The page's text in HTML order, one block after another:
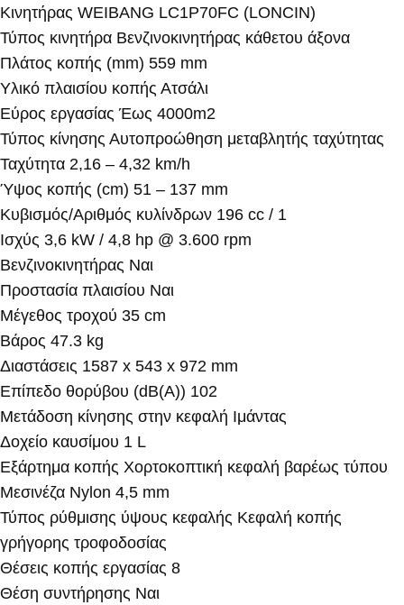
Κινητήρας WEIBANG LC1P70FC (LONCIN)
Τύπος κινητήρα Βενζινοκινητήρας κάθετου άξονα
Πλάτος κοπής (mm) 559 mm
Υλικό πλαισίου κοπής Ατσάλι
Εύρος εργασίας Έως 4000m2
Τύπος κίνησης Αυτοπροώθηση μεταβλητής ταχύτητας
Ταχύτητα 2,16 – 4,32 km/h
Ύψος κοπής (cm) 51 – 137 mm
Κυβισμός/Αριθμός κυλίνδρων 196 cc / 1
Ισχύς 3,6 kW / 4,8 hp @ 3.600 rpm
Βενζινοκινητήρας Ναι
Προστασία πλαισίου Ναι
Μέγεθος τροχού 35 cm
Βάρος 47.3 kg
Διαστάσεις 1587 x 543 x 972 mm
Επίπεδο θορύβου (dB(A)) 102
Μετάδοση κίνησης στην κεφαλή Ιμάντας
Δοχείο καυσίμου 1 L
Εξάρτημα κοπής Χορτοκοπτική κεφαλή βαρέως τύπου
Μεσινέζα Nylon 4,5 mm
Τύπος ρύθμισης ύψους κεφαλής Κεφαλή κοπής
γρήγορης τροφοδοσίας
Θέσεις κοπής εργασίας 8
Θέση συντήρησης Ναι